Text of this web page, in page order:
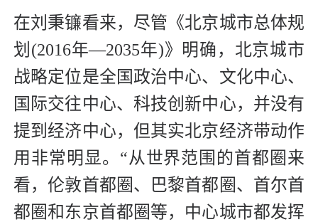
在刘秉镰看来，尽管《北京城市总体规
划(2016年—2035年)》明确，北京城市
战略定位是全国政治中心、文化中心、
国际交往中心、科技创新中心，并没有
提到经济中心，但其实北京经济带动作
用非常明显。“从世界范围的首都圈来
看，伦敦首都圈、巴黎首都圈、首尔首
都圈和东京首都圈等，中心城市都发挥